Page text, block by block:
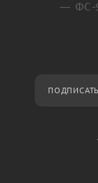
ФС -